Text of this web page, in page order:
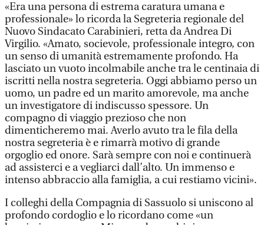
«Era una persona di estrema caratura umana e
professionale» lo ricorda la Segreteria regionale del
Nuovo Sindacato Carabinieri, retta da Andrea Di
Virgilio. «Amato, socievole, professionale integro, con
un senso di umanità estremamente profondo. Ha
lasciato un vuoto incolmabile anche tra le centinaia di
iscritti nella nostra segreteria. Oggi abbiamo perso un
uomo, un padre ed un marito amorevole, ma anche
un investigatore di indiscusso spessore. Un
compagno di viaggio prezioso che non
dimenticheremo mai. Averlo avuto tra le fila della
nostra segreteria è e rimarrà motivo di grande
orgoglio ed onore. Sarà sempre con noi e continuerà
ad assisterci e a vegliarci dall’alto. Un immenso e
intenso abbraccio alla famiglia, a cui restiamo vicini».
I colleghi della Compagnia di Sassuolo si uniscono al
profondo cordoglio e lo ricordano come «un